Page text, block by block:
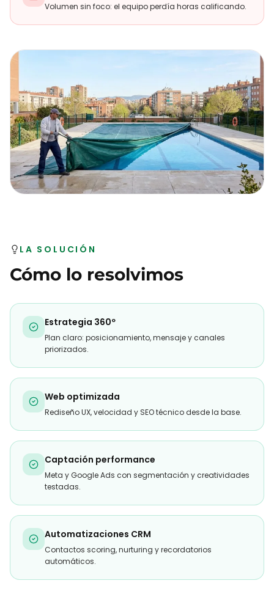
Volumen sin foco: el equipo perdía horas calificando.
LA SOLUCIÓN
Cómo lo resolvimos
Estrategia 360º
Plan claro: posicionamiento, mensaje y canales
priorizados.
Web optimizada
Rediseño UX, velocidad y SEO técnico desde la base.
Captación performance
Meta y Google Ads con segmentación y creatividades
testadas.
Automatizaciones CRM
Contactos scoring, nurturing y recordatorios
automáticos.